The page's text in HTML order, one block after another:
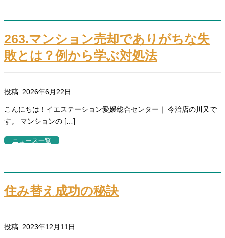
263.マンション売却でありがちな失
敗とは？例から学ぶ対処法
投稿: 2026年6月22日
こんにちは！イエステーション愛媛総合センター｜ 今治店の川又で
す。 マンションの […]
ニュース一覧
住み替え成功の秘訣
投稿: 2023年12月11日